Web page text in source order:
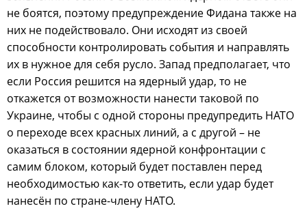
не боятся, поэтому предупреждение Фидана также на
них не подействовало. Они исходят из своей
способности контролировать события и направлять
их в нужное для себя русло. Запад предполагает, что
если Россия решится на ядерный удар, то не
откажется от возможности нанести таковой по
Украине, чтобы с одной стороны предупредить НАТО
о переходе всех красных линий, а с другой – не
оказаться в состоянии ядерной конфронтации с
самим блоком, который будет поставлен перед
необходимостью как-то ответить, если удар будет
нанесён по стране-члену НАТО.